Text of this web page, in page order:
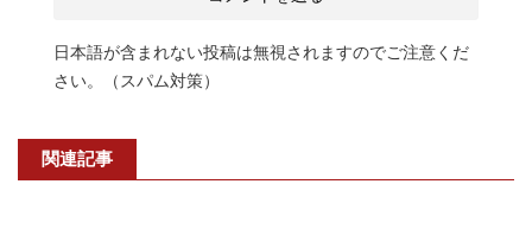
日本語が含まれない投稿は無視されますのでご注意くだ
さい。（スパム対策）
関連記事